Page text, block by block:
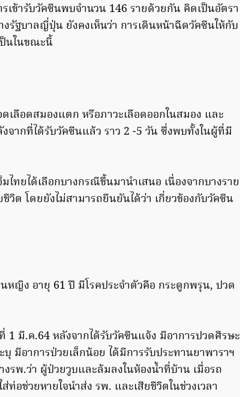
เข้ารับวัคซีนพบจำนวน 146 รายด้วยกัน คิดเป็นอัตรา
รัฐบาลญี่ปุ่น ยังคงเห็นว่า การเดินหน้าฉีดวัคซีนให้กับ
ป็นในขณะนี้
เลือดสมองแตก หรือภาวะเลือดออกในสมอง และ
งจากที่ได้รับวัคซีนแล้ว ราว 2 -5 วัน ซึ่งพบทั้งในผู้ที่มี
ไทยได้เลือกบางกรณีขึ้นมานำเสนอ เนื่องจากบางราย
วิต โดยยังไม่สามารถยืนยันได้ว่า เกี่ยวข้องกับวัคซีน
หญิง อายุ 61 ปี มีโรคประจำตัวคือ กระดูกพรุน, ปวด
1 มี.ค.64 หลังจากได้รับวัคซีนแจ้ง มีอาการปวดศีรษะ
มีอาการป่วยเล็กน้อย ได้มีการรับประทานยาพาราฯ
รพ.ว่า ผู้ป่วยวูบและล้มลงในห้องน้ำที่บ้าน เมื่อรถ
อช่วยหายใจนำส่ง รพ. และเสียชีวิตในช่วงเวลา